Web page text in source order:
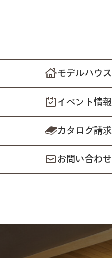
モデルハウス
イベント情報
カタログ請求
お問い合わせ